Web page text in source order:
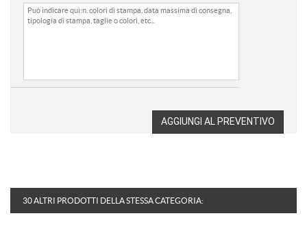
AGGIUNGI AL PREVENTIVO
30 ALTRI PRODOTTI DELLA STESSA CATEGORIA: